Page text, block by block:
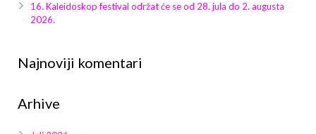
Galerija 2025
16. Kaleidoskop festival održat će se od 28. jula do 2. augusta
2026.
Najnoviji komentari
Arhive